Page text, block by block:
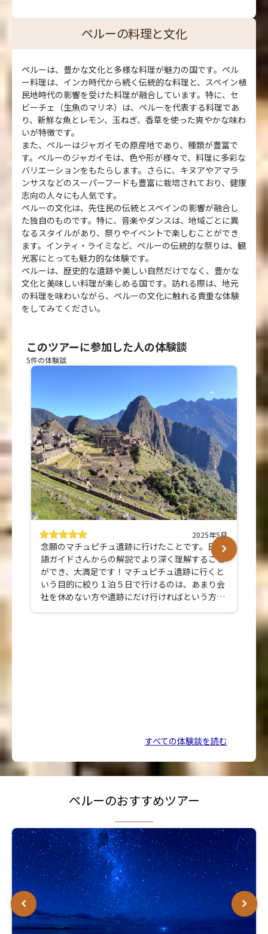
ペルーの料理と文化
ペルーは、豊かな文化と多様な料理が魅力の国です。ペル
ー料理は、インカ時代から続く伝統的な料理と、スペイン植
民地時代の影響を受けた料理が融合しています。特に、セ
ビーチェ（生魚のマリネ）は、ペルーを代表する料理であ
り、新鮮な魚とレモン、玉ねぎ、香草を使った爽やかな味わ
いが特徴です。
また、ペルーはジャガイモの原産地であり、種類が豊富で
す。ペルーのジャガイモは、色や形が様々で、料理に多彩な
バリエーションをもたらします。さらに、キヌアやアマラ
ンサスなどのスーパーフードも豊富に栽培されており、健康
志向の人々にも人気です。
ペルーの文化は、先住民の伝統とスペインの影響が融合し
た独自のものです。特に、音楽やダンスは、地域ごとに異
なるスタイルがあり、祭りやイベントで楽しむことができ
ます。インティ・ライミなど、ペルーの伝統的な祭りは、観
光客にとっても魅力的な体験です。
ペルーは、歴史的な遺跡や美しい自然だけでなく、豊かな
文化と美味しい料理が楽しめる国です。訪れる際は、地元
の料理を味わいながら、ペルーの文化に触れる貴重な体験
をしてみてください。
このツアーに参加した人の体験談
5件の体験談
2025年5月
念願のマチュピチュ遺跡に行けたことです。日本
語ガイドさんからの解説でより深く理解すること
ができ、大満足です！マチュピチュ遺跡に行くと
いう目的に絞り１泊５日で行けるのは、あまり会
社を休めない方や遺跡にだけ行ければという方に
ピッタリのツアーだと思います。
すべての体験談を読む
ペルーのおすすめツアー